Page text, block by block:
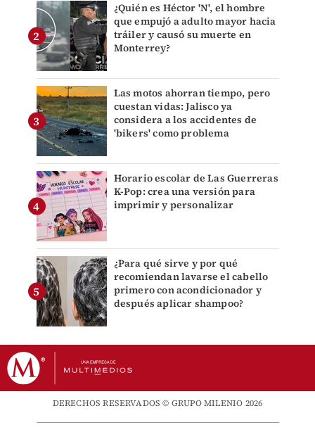
¿Quién es Héctor 'N', el hombre
que empujó a adulto mayor hacia
tráiler y causó su muerte en
Monterrey?
Las motos ahorran tiempo, pero
cuestan vidas: Jalisco ya
considera a los accidentes de
'bikers' como problema
Horario escolar de Las Guerreras
K-Pop: crea una versión para
imprimir y personalizar
¿Para qué sirve y por qué
recomiendan lavarse el cabello
primero con acondicionador y
después aplicar shampoo?
DERECHOS RESERVADOS © GRUPO MILENIO 2026